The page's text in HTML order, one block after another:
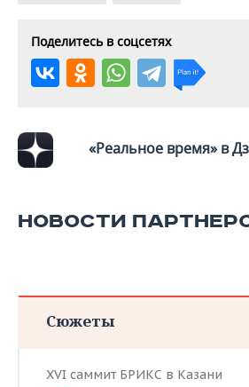
Поделитесь в соцсетях
«Реальное время» в
НОВОСТИ
Сюжеты
XVI саммит БРИКС в Казани